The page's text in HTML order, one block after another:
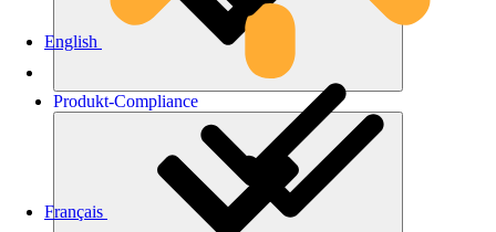
English
Français
Produkt-Compliance